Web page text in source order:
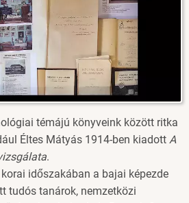
témájú könyveink között ritka
Éltes Mátyás 1914-ben kiadott A
.
időszakában a bajai képezde
tudós tanárok, nemzetközi